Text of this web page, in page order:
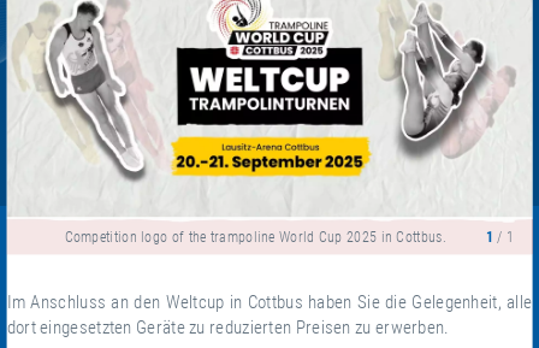
Competition logo of the trampoline World Cup 2025 in Cottbus. 1 / 1
Im Anschluss an den Weltcup in Cottbus haben Sie die Gelegenheit, alle
dort eingesetzten Geräte zu reduzierten Preisen zu erwerben.